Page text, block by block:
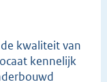
kwaliteit van
kennelijk